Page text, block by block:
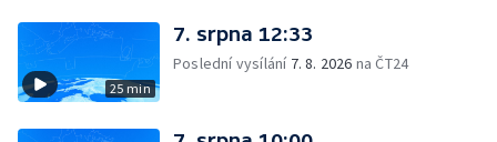
25 min
7. srpna 12:33
Poslední vysílání 7. 8. 2026 na ČT24